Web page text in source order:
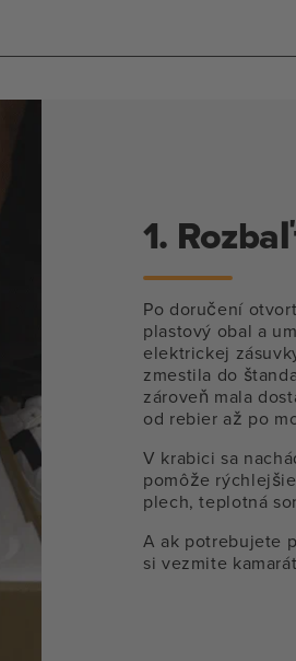
1.
Po doručení
plastový obal a
elektrickej
zmestila do
zároveň mala
od rebier až po
V krabici sa
pomôže
plech, teplotná
A ak potrebujete
si vezmite